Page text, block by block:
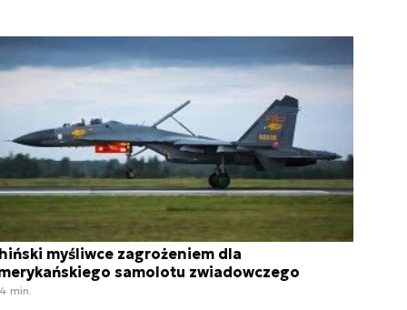
myśliwce zagrożeniem dla
samolotu zwiadowczego
4 min.